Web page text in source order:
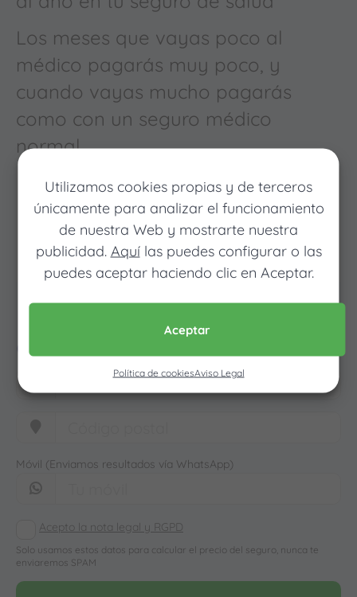
Utilizamos cookies propias y de terceros
únicamente para analizar el funcionamiento
de nuestra Web y mostrarte nuestra
publicidad. Aquílas puedes configurar o las
puedes aceptar haciendo clic en Aceptar.
Aceptar
Política de cookiesAviso Legal
Los meses que vayas poco al
médico pagarás muy poco, y
cuando vayas mucho pagarás
como con un seguro médico
normal
Pon tus datos y descubre
cuánto dinero ahorrarías
Móvil (Enviamos resultados vía WhatsApp)
Acepto la nota legal y RGPD
Solo usamos estos datos para calcular el precio del seguro, nunca te
enviaremos SPAM